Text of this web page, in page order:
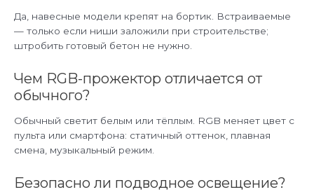
Да, навесные модели крепят на бортик. Встраиваемые
— только если ниши заложили при строительстве;
штробить готовый бетон не нужно.
Чем RGB-прожектор отличается от
обычного?
Обычный светит белым или тёплым. RGB меняет цвет с
пульта или смартфона: статичный оттенок, плавная
смена, музыкальный режим.
Безопасно ли подводное освещение?